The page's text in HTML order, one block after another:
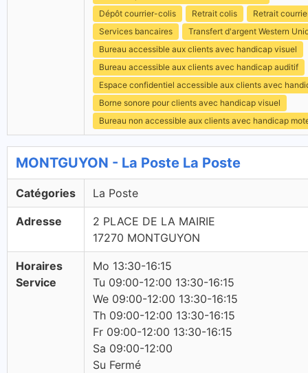
Dépôt courrier-colis
Retrait colis
Retrait
Services bancaires
Transfert d'argent Western
Bureau accessible aux clients avec handicap visuel
Bureau accessible aux clients avec handicap auditif
Espace confidentiel accessible aux clients avec
Borne sonore pour clients avec handicap visuel
Bureau non accessible aux clients avec handicap
MONTGUYON - La Poste La Poste
Catégories La Poste
Adresse
2 PLACE DE LA MAIRIE
17270 MONTGUYON
Horaires
Service
Mo 13:30-16:15
Tu 09:00-12:00 13:30-16:15
We 09:00-12:00 13:30-16:15
Th 09:00-12:00 13:30-16:15
Fr 09:00-12:00 13:30-16:15
Sa 09:00-12:00
Su Fermé